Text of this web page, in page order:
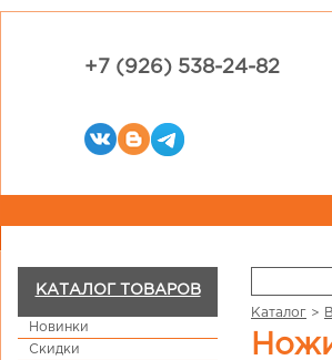
+7 (926) 538-24-82
КАТАЛОГ ТОВАРОВ
Новинки
Скидки
Каталог >